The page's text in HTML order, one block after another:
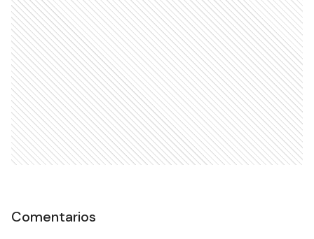
Comentarios